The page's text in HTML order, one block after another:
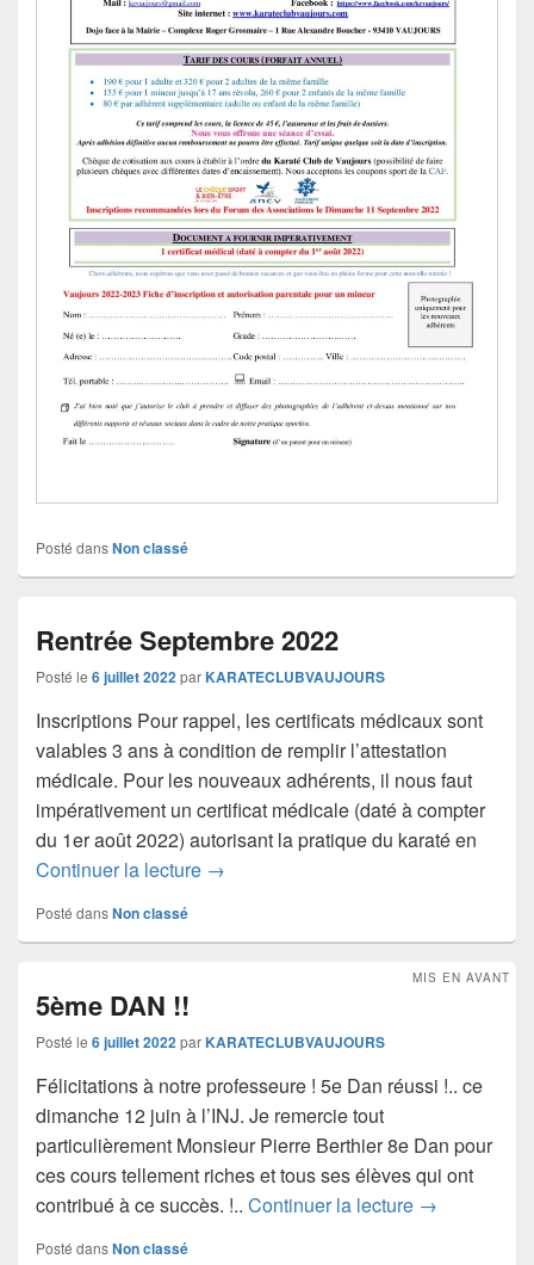
Posté dansNon classé
Rentrée Septembre 2022
Posté le 6 juillet 2022 parKARATECLUBVAUJOURS
Inscriptions Pour rappel, les certificats médicaux sont
valables 3 ans à condition de remplir l’attestation
médicale. Pour les nouveaux adhérents, il nous faut
impérativement un certificat médicale (daté à compter
du 1er août 2022) autorisant la pratique du karaté en
Continuer la lecture Rentrée Septembre 2022
→
Posté dansNon classé
5ème DAN !!
MIS EN AVANT
Posté le 6 juillet 2022 parKARATECLUBVAUJOURS
Félicitations à notre professeure ! 5e Dan réussi !.. ce
dimanche 12 juin à l’INJ. Je remercie tout
particulièrement Monsieur Pierre Berthier 8e Dan pour
ces cours tellement riches et tous ses élèves qui ont
contribué à ce succès. !.. Continuer la lecture 5ème DAN !!
→
Posté dansNon classé